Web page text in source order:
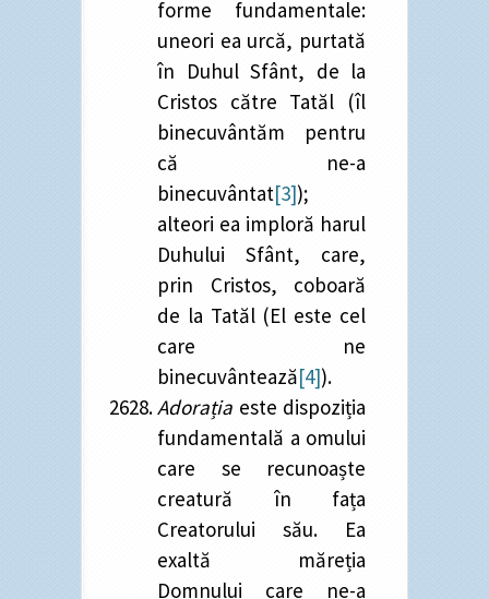
forme fundamentale:
uneori ea urcă, purtată
în Duhul Sfânt, de la
Cristos către Tatăl (îl
binecuvântăm pentru
că ne-a
binecuvântat[3]);
alteori ea imploră harul
Duhului Sfânt, care,
prin Cristos, coboară
de la Tatăl (El este cel
care ne
binecuvântează[4]).
Adorația este dispoziția
fundamentală a omului
care se recunoaște
creatură în fața
Creatorului său. Ea
exaltă măreția
Domnului care ne-a